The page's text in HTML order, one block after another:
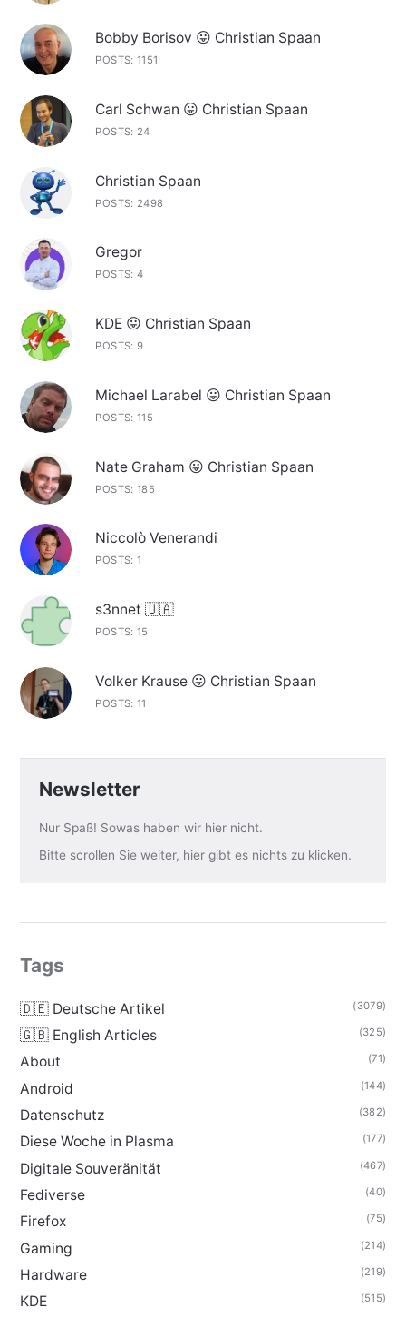
Bobby Borisov 😛 Christian Spaan
POSTS: 1151
Carl Schwan 😛 Christian Spaan
POSTS: 24
Christian Spaan
POSTS: 2498
Gregor
POSTS: 4
KDE 😛 Christian Spaan
POSTS: 9
Michael Larabel 😛 Christian Spaan
POSTS: 115
Nate Graham 😛 Christian Spaan
POSTS: 185
Niccolò Venerandi
POSTS: 1
s3nnet 🇺🇦
POSTS: 15
Volker Krause 😛 Christian Spaan
POSTS: 11
Newsletter
Nur Spaß! Sowas haben wir hier nicht.
Bitte scrollen Sie weiter, hier gibt es nichts zu klicken.
Tags
🇩🇪 Deutsche Artikel (3079)
🇬🇧 English Articles (325)
About (71)
Android (144)
Datenschutz (382)
Diese Woche in Plasma (177)
Digitale Souveränität (467)
Fediverse (40)
Firefox (75)
Gaming (214)
Hardware (219)
KDE (515)